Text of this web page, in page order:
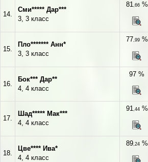
14.
Сми***** Дар***
3, 3 класс
81,66%
15.
Пло******* Анн*
3, 3 класс
77,99%
16.
Бок*** Дар**
4, 4 класс
97 %
17.
Шад***** Мак***
4, 4 класс
91,44%
18.
Цве**** Ива*
4, 4 класс
89,24%